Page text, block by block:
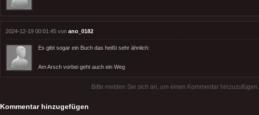
2024-12-19 00:01:45 von ano_0182
Es gibt sogar ein Buch das heißt sehr ähnlich:
Am Arsch vorbei geht auch ein Weg
Bitte melden Sie sich an, um einen Kommentar hinzuzufügen.
Kommentar hinzugefügen